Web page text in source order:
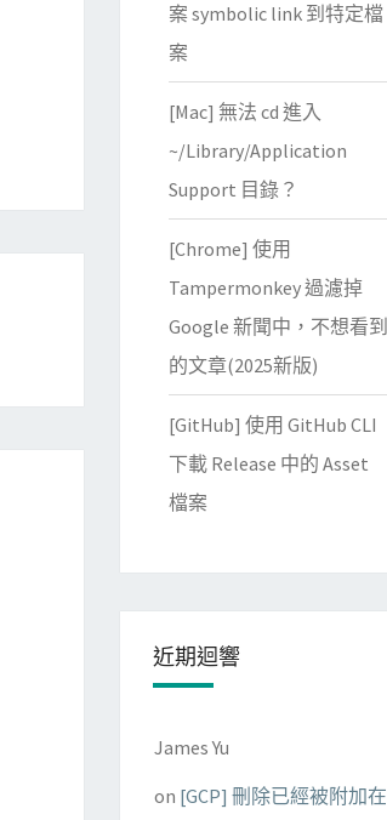
案 symbolic link 到特定檔
案
[Mac] 無法 cd 進入
~/Library/Application
Support 目錄？
[Chrome] 使用
Tampermonkey 過濾掉
Google 新聞中，不想看到
的文章(2025新版)
[GitHub] 使用 GitHub CLI
下載 Release 中的 Asset
檔案
近期迴響
James Yu
on [GCP] 刪除已經被附加在